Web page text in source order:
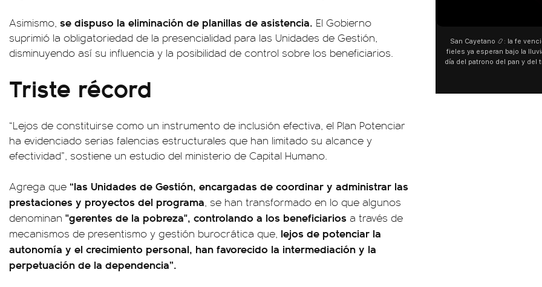
Asimismo, se dispuso la eliminación de planillas de asistencia. El Gobierno
suprimió la obligatoriedad de la presencialidad para las Unidades de Gestión,
disminuyendo así su influencia y la posibilidad de control sobre los beneficiarios.
Triste récord
“Lejos de constituirse como un instrumento de inclusión efectiva, el Plan Potenciar
ha evidenciado serias falencias estructurales que han limitado su alcance y
efectividad”, sostiene un estudio del ministerio de Capital Humano.
Agrega que “las Unidades de Gestión, encargadas de coordinar y administrar las
prestaciones y proyectos del programa, se han transformado en lo que algunos
denominan "gerentes de la pobreza", controlando a los beneficiarios a través de
mecanismos de presentismo y gestión burocrática que, lejos de potenciar la
autonomía y el crecimiento personal, han favorecido la intermediación y la
perpetuación de la dependencia”.
San Cayetano 📿: la fe
fieles ya esperan bajo la
día del patrono del pan y del
y pedir. 🎙️